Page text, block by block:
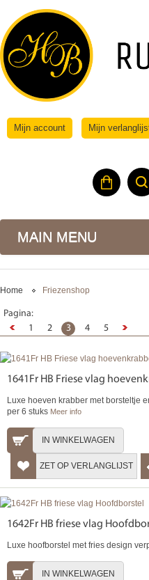
Mijn account Mijn
MAIN MENU
Home Friezenshop
Pagina:
1
2 3 4 5
1641Fr HB Friese vlag
Luxe hoeven krabber met borsteltje
per 6 stuks Meer info
IN WINKELWAGEN
ZET OP VERLANGLIJST
1642Fr HB friese vlag
Luxe hoofborstel met fries design
IN WINKELWAGEN